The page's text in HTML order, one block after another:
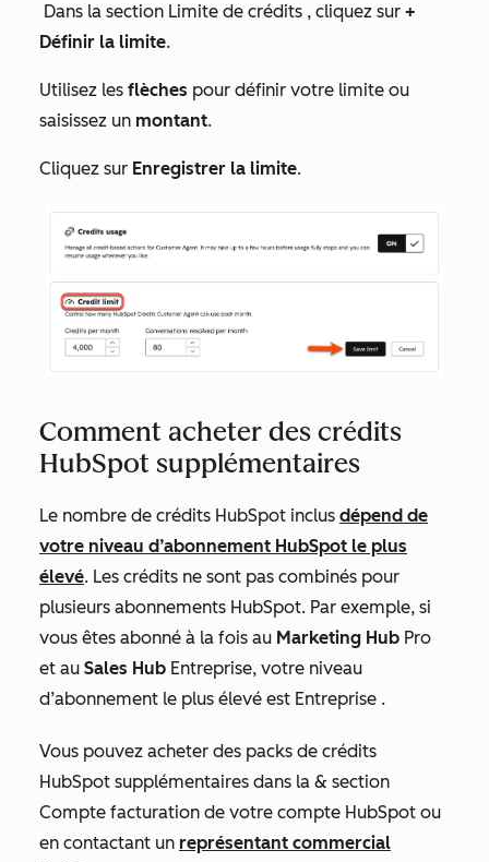
Dans la section Limite de crédits , cliquez sur +
Définir la limite.
Utilisez les flèches pour définir votre limite ou
saisissez un montant.
Cliquez sur Enregistrer la limite.
Comment acheter des crédits
HubSpot supplémentaires
Le nombre de crédits HubSpot inclus dépend de
votre niveau d’abonnement HubSpot le plus
élevé. Les crédits ne sont pas combinés pour
plusieurs abonnements HubSpot. Par exemple, si
vous êtes abonné à la fois au Marketing Hub Pro
et au Sales Hub Entreprise, votre niveau
d’abonnement le plus élevé est Entreprise .
Vous pouvez acheter des packs de crédits
HubSpot supplémentaires dans la & section
Compte facturation de votre compte HubSpot ou
en contactant un représentant commercial